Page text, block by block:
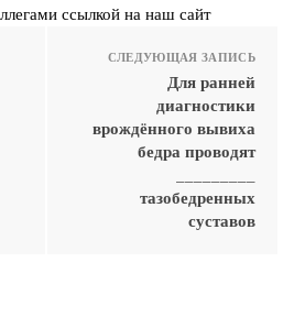
ссылкой на наш сайт
СЛЕДУЮЩАЯ ЗАПИСЬ
Для ранней
диагностики
врождённого вывиха
бедра проводят
тазобедренных
суставов